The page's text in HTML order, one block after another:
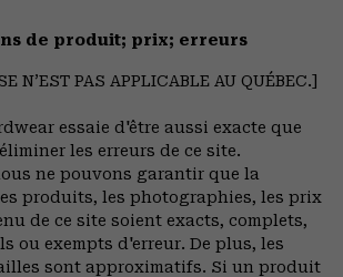
de produit; prix; erreurs
N’EST PAS APPLICABLE AU QUÉBEC.]
essaie d'être aussi exacte que
les erreurs de ce site.
ne pouvons garantir que la
produits, les photographies, les prix
de ce site soient exacts, complets,
ou exempts d'erreur. De plus, les
sont approximatifs. Si un produit